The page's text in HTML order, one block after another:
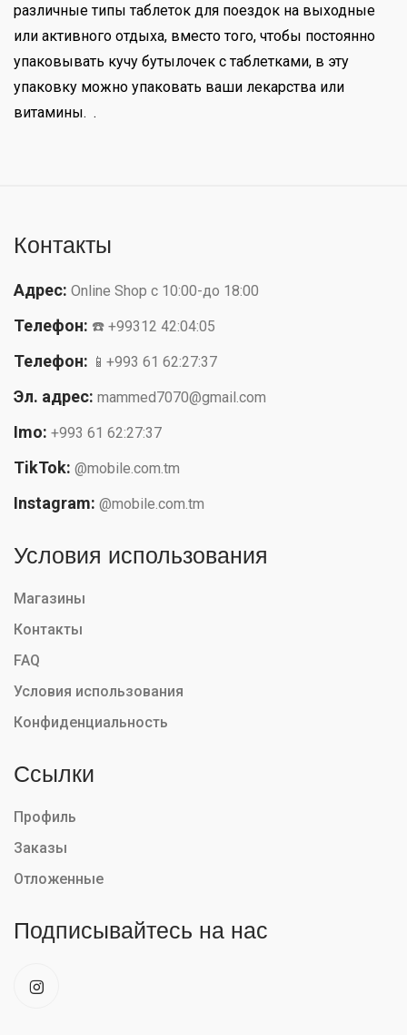
различные типы таблеток для поездок на выходные
или активного отдыха, вместо того, чтобы постоянно
упаковывать кучу бутылочек с таблетками, в эту
упаковку можно упаковать ваши лекарства или
витамины. .
Контакты
Адрес: Online Shop с 10:00-до 18:00
Телефон: ☎️ +99312 42:04:05
Телефон: 📱+993 61 62:27:37
Эл. адрес: mammed7070@gmail.com
Imo: +993 61 62:27:37
TikTok: @mobile.com.tm
Instagram: @mobile.com.tm
Условия использования
Магазины
Контакты
FAQ
Условия использования
Конфиденциальность
Ссылки
Профиль
Заказы
Отложенные
Подписывайтесь на нас